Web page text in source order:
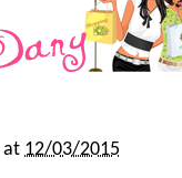
at 12/03/2015